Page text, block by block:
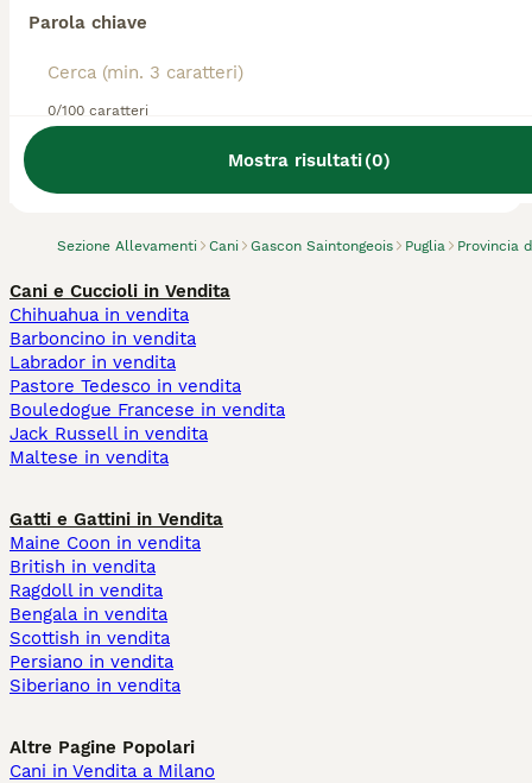
Parola chiave
0/100 caratteri
Mostra risultati(0)
Sezione Allevamenti Cani Gascon Saintongeois Puglia Provincia
Abbiamo trovato 0 Allevamento di Gascon
Saintongeois, Statte.
Cani e Cuccioli in Vendita
Chihuahua in vendita
Barboncino in vendita
Labrador in vendita
Pastore Tedesco in vendita
Bouledogue Francese in vendita
Jack Russell in vendita
Maltese in vendita
Gatti e Gattini in Vendita
Maine Coon in vendita
British in vendita
Ragdoll in vendita
Bengala in vendita
Scottish in vendita
Persiano in vendita
Siberiano in vendita
Altre Pagine Popolari
Cani in Vendita a Milano